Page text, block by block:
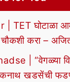
TET घोटाळा
करा –
| “वेगळ्या
खडसेंची